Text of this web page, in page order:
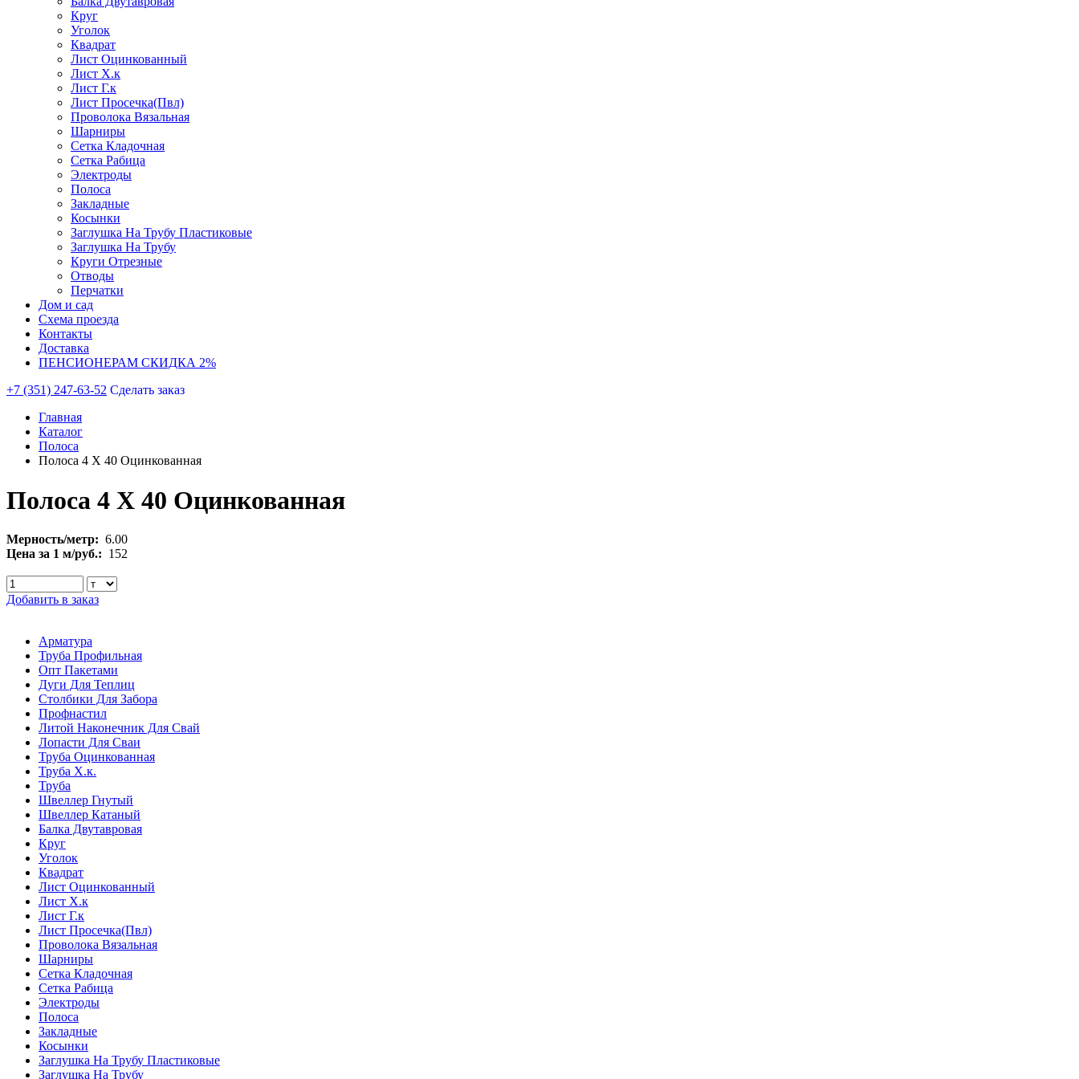
Круг
Уголок
Квадрат
Лист Оцинкованный
Лист Х.к
Лист Г.к
Лист Просечка(Пвл)
Проволока Вязальная
Шарниры
Сетка Кладочная
Сетка Рабица
Электроды
Полоса
Закладные
Косынки
Заглушка На Трубу Пластиковые
Заглушка На Трубу
Круги Отрезные
Отводы
Перчатки
Дом и сад
Схема проезда
Контакты
Доставка
ПЕНСИОНЕРАМ СКИДКА 2%
+7 (351) 247-63-52 Сделать заказ
Главная
Каталог
Полоса
Полоса 4 Х 40 Оцинкованная
Полоса 4 Х 40 Оцинкованная
Мерность/метр: 6.00
Цена за 1 м/руб.: 152
Добавить в заказ
Арматура
Труба Профильная
Опт Пакетами
Дуги Для Теплиц
Столбики Для Забора
Профнастил
Литой Наконечник Для Свай
Лопасти Для Сваи
Труба Оцинкованная
Труба Х.к.
Труба
Швеллер Гнутый
Швеллер Катаный
Балка Двутавровая
Круг
Уголок
Квадрат
Лист Оцинкованный
Лист Х.к
Лист Г.к
Лист Просечка(Пвл)
Проволока Вязальная
Шарниры
Сетка Кладочная
Сетка Рабица
Электроды
Полоса
Закладные
Косынки
Заглушка На Трубу Пластиковые
Заглушка На Трубу